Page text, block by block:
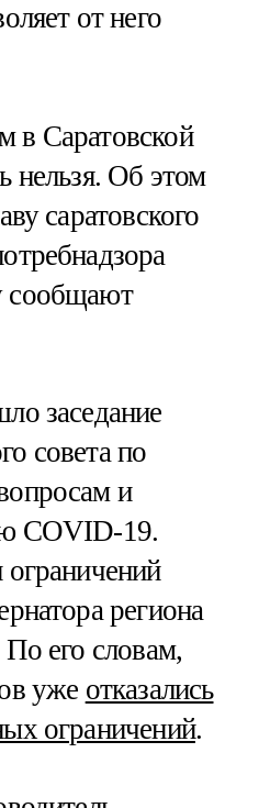
от него
Саратовской
нельзя. Об этом
саратовского
сообщают
заседание
совета по
и
COVID-19.
региона
его словам,
уже отказались
ограничений.